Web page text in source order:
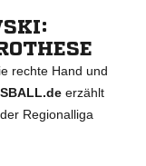
rechte Hand und
erzählt
Regionalliga